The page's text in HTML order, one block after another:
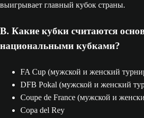
выигрывает главный кубок страны.
В. Какие кубки считаются
национальными кубками?
FA Cup (мужской и женский
DFB Pokal (мужской и женский
Coupe de France (мужской и
Copa del Rey